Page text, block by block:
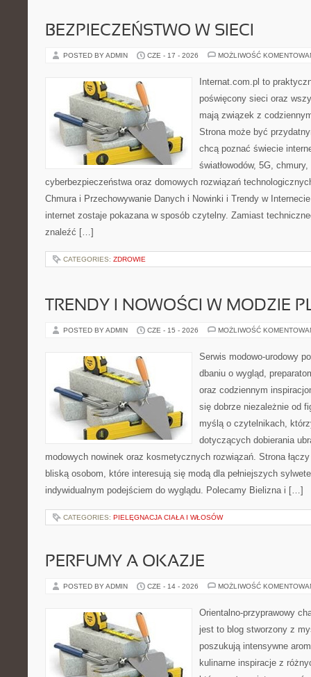
BEZPIECZEŃSTWO W SIECI
POSTED BY ADMIN CZE - 17 - 2026 MOŻLIWOŚĆ
Internat.com.pl to
poświęcony sieci oraz
mają związek z
Strona może być
chcą poznać świecie
światłowodów, 5G,
cyberbezpieczeństwa oraz domowych rozwiązań
Chmura i Przechowywanie Danych i Nowinki i Trendy w
internet zostaje pokazana w sposób czytelny. Zamiast
znaleźć […]
CATEGORIES: ZDROWIE
TRENDY I NOWOŚCI W MODZIE
POSTED BY ADMIN CZE - 15 - 2026 MOŻLIWOŚĆ
Serwis modowo-urodowy
dbaniu o wygląd,
oraz codziennym
się dobrze niezależnie od
myślą o czytelnikach,
dotyczących dobierania
modowych nowinek oraz kosmetycznych rozwiązań. Strona
bliską osobom, które interesują się modą dla pełniejszych
indywidualnym podejściem do wyglądu. Polecamy Bielizna i […]
CATEGORIES: PIELĘGNACJA CIAŁA I WŁOSÓW
PERFUMY A OKAZJE
POSTED BY ADMIN CZE - 14 - 2026 MOŻLIWOŚĆ
Orientalno-przyprawowy
jest to blog stworzony z
poszukują intensywne
kulinarne inspiracje z